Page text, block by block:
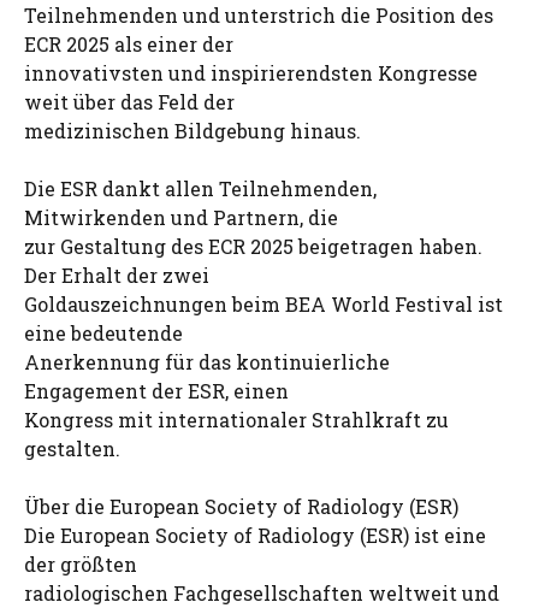
Teilnehmenden und unterstrich die Position des
ECR 2025 als einer der
innovativsten und inspirierendsten Kongresse
weit über das Feld der
medizinischen Bildgebung hinaus.
Die ESR dankt allen Teilnehmenden,
Mitwirkenden und Partnern, die
zur Gestaltung des ECR 2025 beigetragen haben.
Der Erhalt der zwei
Goldauszeichnungen beim BEA World Festival ist
eine bedeutende
Anerkennung für das kontinuierliche
Engagement der ESR, einen
Kongress mit internationaler Strahlkraft zu
gestalten.
Über die European Society of Radiology (ESR)
Die European Society of Radiology (ESR) ist eine
der größten
radiologischen Fachgesellschaften weltweit und